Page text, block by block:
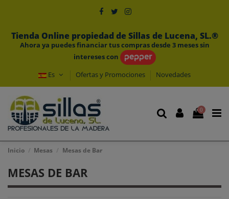
Tienda Online propiedad de Sillas de Lucena, SL.®
Ahora ya puedes financiar tus compras desde 3 meses sin
intereses con
Es
Ofertas y Promociones Novedades
0
Inicio Mesas Mesas de Bar
MESAS DE BAR